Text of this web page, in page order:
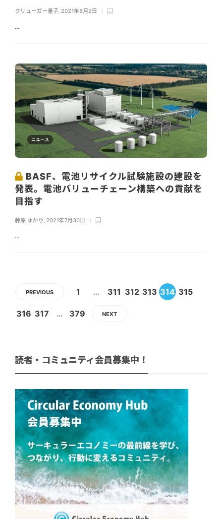
クリューガー量子 2021年8月2日
...
ニュース
BASF、電池リサイクル試験施設の建設を
発表。電池バリューチェーン構築への貢献を
目指す
藤原 ゆかり , 2021年7月30日
...
PREVIOUS 1 … 311 312 313 314 315
316 317 … 379 NEXT
読者・コミュニティ会員募集中！